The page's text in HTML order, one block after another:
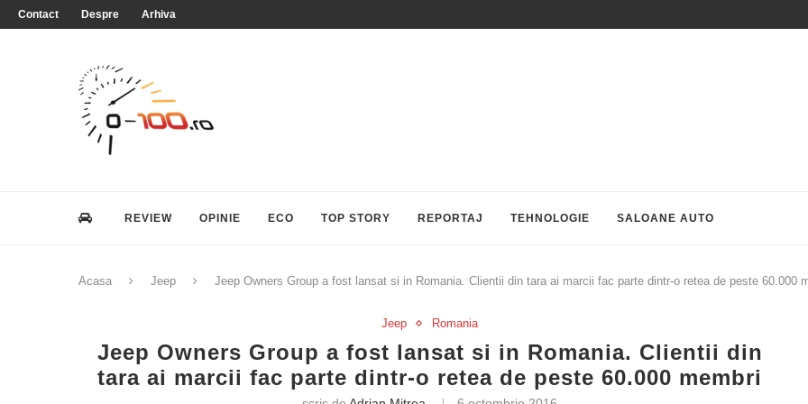
Contact Despre Arhiva
REVIEW OPINIE ECO TOP STORY REPORTAJ TEHNOLOGIE SALOANE AUTO
Acasa Jeep Jeep Owners Group a fost lansat si in Romania. Clientii din tara ai marcii fac parte dintr-o retea de peste 60.000
Jeep Romania
Jeep Owners Group a fost lansat si in Romania. Clientii din
tara ai marcii fac parte dintr-o retea de peste 60.000 membri